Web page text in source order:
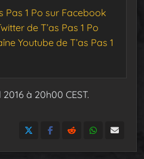
Pas 1 Po sur Facebook
de T’as Pas 1 Po
Youtube de T’as Pas 1
à 20h00 CEST.